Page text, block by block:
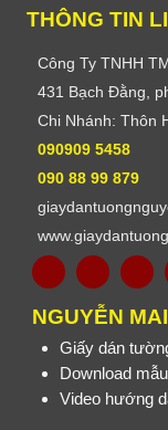
THÔNG TIN
Công Ty TNHH
431 Bạch Đằng,
Chi Nhánh: Thôn
090909 5458
090 88 99 879
NGUYỄN
Giấy dán
Download mẫu
Video hướng